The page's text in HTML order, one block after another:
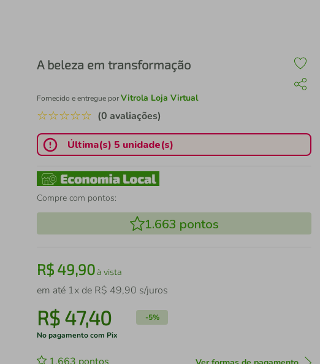
A beleza em transformação
Fornecido e entregue porVitrola Loja Virtual
☆☆☆☆☆ (0 avaliações)
Última(s) 5 unidade(s)
Compre com pontos:
1.663 pontos
R$49,90à vista
em até 1x de R$ 49,90 s/juros
R$ 47,40 -5%
No pagamento com Pix